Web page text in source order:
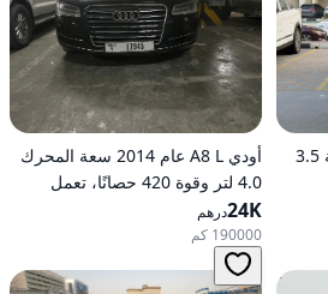
ميتسوبيشي باجرو 2016 سعة 3.5
أودي A8 L عام 2014 سعة المحرك
4.0 لتر وقوة 420 حصانًا، تعمل
بالبنزين، ناقل حركة أوتوماتيكي، دفع
كلي للعجلات
24Kدرهم
190000 كم